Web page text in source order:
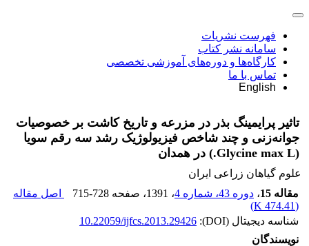
فهرست نشریات
سامانه نشر کتاب
کارگاه‌ها و دوره‌های آموزشی تخصصی
تماس با ما
English
تاثیر پرایمینگ بذر در مزرعه و تاریخ کاشت بر خصوصیات
جوانه‌زنی و چند شاخص فیزیولوژیک رشد سه رقم سویا
(Glycine max L.) در همدان
علوم گیاهان زراعی ایران
مقاله 15
، دوره 43، شماره 4 ، 1391 ، صفحه 715-728
اصل مقاله
(
474.41 K
)
شناسه دیجیتال (DOI):
10.22059/ijfcs.2013.29426
نویسندگان